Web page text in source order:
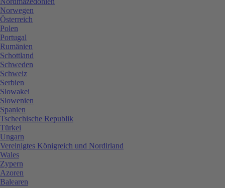
Norwegen
Österreich
Polen
Portugal
Rumänien
Schottland
Schweden
Schweiz
Serbien
Slowakei
Slowenien
Spanien
Tschechische Republik
Türkei
Ungarn
Vereinigtes Königreich und Nordirland
Wales
Zypern
Azoren
Balearen